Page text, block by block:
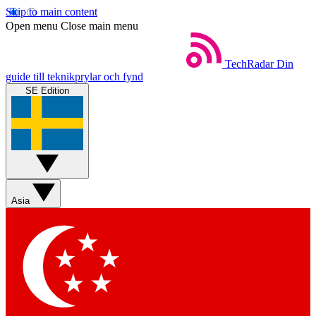
Skip to main content
Open menu Close main menu
TechRadar Din
guide till teknikprylar och fynd
SE Edition
Asia